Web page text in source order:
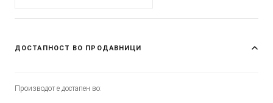
ДОСТАПНОСТ ВО ПРОДАВНИЦИ
Производот е достапен во: